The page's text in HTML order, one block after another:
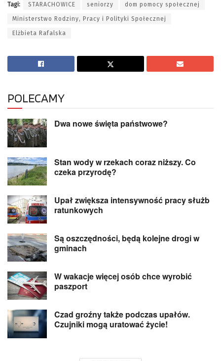
Tagi: STARACHOWICE seniorzy dom pomocy społecznej
Ministerstwo Rodziny, Pracy i Polityki Społecznej
Elżbieta Rafalska
POLECAMY
Dwa nowe święta państwowe?
Stan wody w rzekach coraz niższy. Co
czeka przyrodę?
Upał zwiększa intensywność pracy służb
ratunkowych
Są oszczędności, będą kolejne drogi w
gminach
W wakacje więcej osób chce wyrobić
paszport
Czad groźny także podczas upałów.
Czujniki mogą uratować życie!